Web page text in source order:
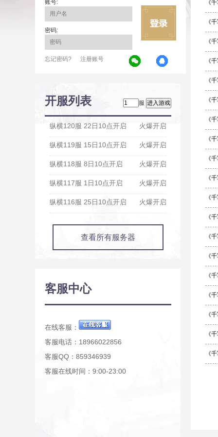
账号:
密码:
忘记密码? 注册账号
开服列表 服
火爆开启
纵横120服 22日10点开启
火爆开启
纵横119服 15日10点开启
火爆开启
纵横118服 8日10点开启
火爆开启
纵横117服 1日10点开启
火爆开启
纵横116服 25日10点开启
查看所有服务器
客服中心
在线客服：
客服电话：18966022856
客服QQ：859346939
客服在线时间：9:00-23:00
《
《
《
《
《
《
《
《
《
《
《
《
《
《
《
《
《
《
《